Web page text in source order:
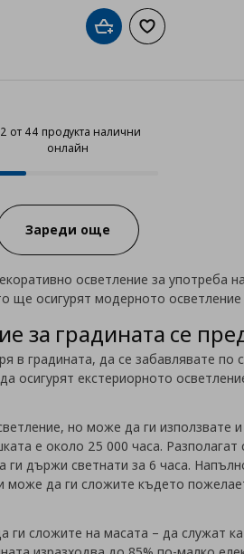
с любими Добави в кошницата
Добави към
от 44 продукта налични
онлайн
12 от 44 продукта налични
Зареди още
осветление за употреба
ще осигурят модерното осветление
за градината се
градината, да се забавлявате по
екстериорното
но може да ги използвате
е около 25 000 часа.
държи светнати за 6 часа.
може да ги сложите където
сложите на масата – да служат